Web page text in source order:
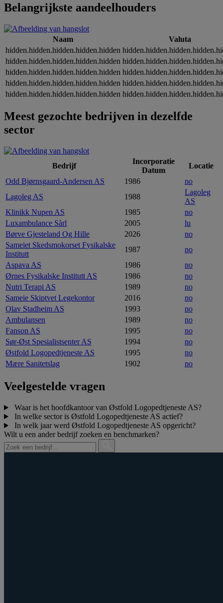
Belangrijkste aandeelhouders
Naam
Valuta
hidden.hidden.hidden.hidden.hidden
hidden.hidden.hidden.hidden.hidden
hidden.hidden.hidden.hidden.hidden
hidden.hidden.hidden.hidden.hidden
hidden.hidden.hidden.hidden.hidden
Meest gezochte bedrijven in dezelfde
sector
Bedrijf
Incorporatie
Datum
Locatie
Odd Bjørnsgaard-Andersen AS
1986
no
Lagoleg AS
1988
Lagoleg
AS
Klinikk Nupen AS
1985
no
Luxambulance Sàrl
2005
lu
Børve Gjesteland Og Hille
2026
no
Sameiet Skedsmokorset Fysikalske
Institutt
1987
no
Aspava AS
1986
no
Ørnes Fysikalske Institutt AS
1986
no
Nutri Terapi AS
1989
no
Sameie Skiptvet Legekontor
2016
no
Olav Stadheim AS
1993
no
Ambulansen
1989
no
Fanson AS
1995
no
Sør-Øst Spesialistsenter AS
1994
no
Østfold Logopedtjeneste AS
1995
no
Mære Sanitetslag
1902 no
Veelgestelde vragen
Waar is het hoofdkantoor van Østfold Logopedtjeneste AS?
In welke sector is Østfold Logopedtjeneste AS actief?
In welk jaar werd Østfold Logopedtjeneste AS opgericht?
Wilt u een ander bedrijf zoeken en benchmarken?